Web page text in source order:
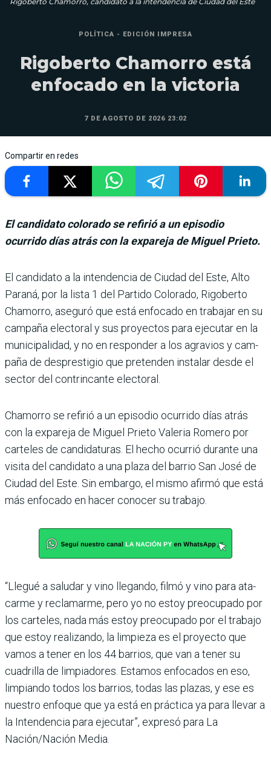
POLÍTICA - EDICIÓN IMPRESA
Rigoberto Chamorro está
enfocado en la victoria
7 DE AGOSTO DE 2026 23:02
Compartir en redes
El candidato colorado se refirió a un episodio
ocurrido días atrás con la expareja de Miguel Prieto.
El candidato a la intenden­cia de Ciudad del Este, Alto
Paraná, por la lista 1 del Par­tido Colorado, Rigoberto
Chamorro, aseguró que está enfocado en trabajar en su
campaña electoral y sus pro­yectos para ejecutar en la
municipalidad, y no en res­ponder a los agravios y cam­
paña de desprestigio que pre­tenden instalar desde el
sector del contrincante electoral.
Chamorro se refirió a un epi­sodio ocurrido días atrás
con la expareja de Miguel Prieto Valeria Romero por
carteles de candidaturas. El hecho ocurrió durante una
visita del candidato a una plaza del barrio San José de
Ciudad del Este. Sin embargo, el mismo afirmó que está
más enfocado en hacer conocer su trabajo.
“Llegué a saludar y vino lle­gando, filmó y vino para ata­
carme y reclamarme, pero yo no estoy preocupado por
los carteles, nada más estoy pre­ocupado por el trabajo
que estoy realizando, la limpieza es el proyecto que
vamos a tener en los 44 barrios, que van a tener su
cuadrilla de limpiado­res. Estamos enfocados en eso,
limpiando todos los barrios, todas las plazas, y ese es
nues­tro enfoque que ya está en prác­tica ya para llevar a
la Inten­dencia para ejecutar”, expresó para La
Nación/Nación Media.